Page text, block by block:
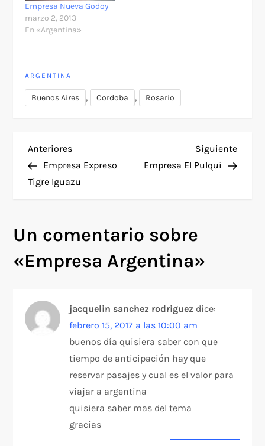
Empresa Nueva Godoy
marzo 2, 2013
En «Argentina»
ARGENTINA
Buenos Aires , Cordoba , Rosario
N
a
e
g
c
Entrada
anterior
Anteriores
Empresa Expreso
Tigre Iguazu
Siguiente
Empresa El Pulqui
Un comentario sobre
«Empresa Argentina»
jacquelin sanchez rodriguez dice:
febrero 15, 2017 a las 10:00 am
buenos día quisiera saber con que
tiempo de anticipación hay que
reservar pasajes y cual es el valor para
viajar a argentina
quisiera saber mas del tema
gracias